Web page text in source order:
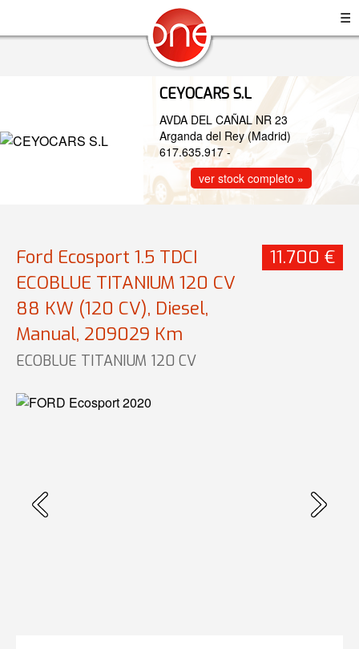
☰
CEYOCARS S.L
AVDA DEL CAÑAL NR 23
Arganda del Rey (Madrid)
617.635.917 -
ver stock completo »
Ford Ecosport 1.5 TDCI
ECOBLUE TITANIUM 120 CV
88 KW (120 CV), Diesel,
Manual, 209029 Km
ECOBLUE TITANIUM 120 CV
11.700 €